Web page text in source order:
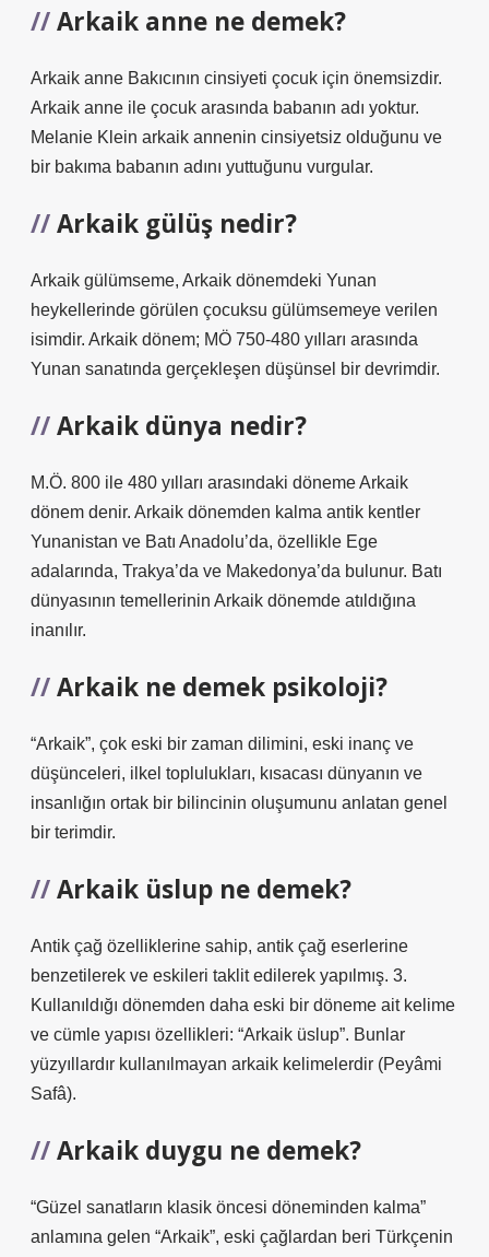
Arkaik anne ne demek?
Arkaik anne Bakıcının cinsiyeti çocuk için önemsizdir.
Arkaik anne ile çocuk arasında babanın adı yoktur.
Melanie Klein arkaik annenin cinsiyetsiz olduğunu ve
bir bakıma babanın adını yuttuğunu vurgular.
Arkaik gülüş nedir?
Arkaik gülümseme, Arkaik dönemdeki Yunan
heykellerinde görülen çocuksu gülümsemeye verilen
isimdir. Arkaik dönem; MÖ 750-480 yılları arasında
Yunan sanatında gerçekleşen düşünsel bir devrimdir.
Arkaik dünya nedir?
M.Ö. 800 ile 480 yılları arasındaki döneme Arkaik
dönem denir. Arkaik dönemden kalma antik kentler
Yunanistan ve Batı Anadolu’da, özellikle Ege
adalarında, Trakya’da ve Makedonya’da bulunur. Batı
dünyasının temellerinin Arkaik dönemde atıldığına
inanılır.
Arkaik ne demek psikoloji?
“Arkaik”, çok eski bir zaman dilimini, eski inanç ve
düşünceleri, ilkel toplulukları, kısacası dünyanın ve
insanlığın ortak bir bilincinin oluşumunu anlatan genel
bir terimdir.
Arkaik üslup ne demek?
Antik çağ özelliklerine sahip, antik çağ eserlerine
benzetilerek ve eskileri taklit edilerek yapılmış. 3.
Kullanıldığı dönemden daha eski bir döneme ait kelime
ve cümle yapısı özellikleri: “Arkaik üslup”. Bunlar
yüzyıllardır kullanılmayan arkaik kelimelerdir (Peyâmi
Safâ).
Arkaik duygu ne demek?
“Güzel sanatların klasik öncesi döneminden kalma”
anlamına gelen “Arkaik”, eski çağlardan beri Türkçenin